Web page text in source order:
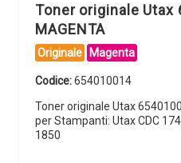
Toner originale Utax
MAGENTA
Originale Magenta
Codice:654010014
Toner originale Utax
per Stampanti: Utax CDC
1850